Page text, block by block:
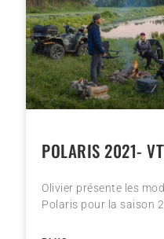
POLARIS 2021-
Olivier présente les
Polaris pour la saison